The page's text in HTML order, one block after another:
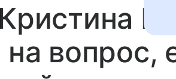
на вопрос,